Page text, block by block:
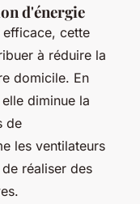
d'énergie
efficace, cette
à réduire la
domicile. En
diminue la
de
les ventilateurs
réaliser des